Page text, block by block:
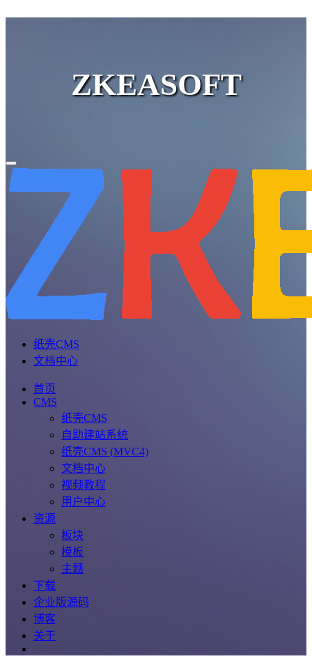
ZKEASOFT
纸壳CMS
文档中心
首页
CMS
纸壳CMS
自助建站系统
纸壳CMS (MVC4)
文档中心
视频教程
用户中心
资源
板块
模板
主题
下载
企业版源码
博客
关于